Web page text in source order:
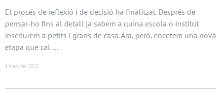
El procés de reflexió i de decisió ha finalitzat. Després de
pensar-ho fins al detall ja sabem a quina escola o institut
inscriurem a petits i grans de casa. Ara, però, encetem una nova
etapa que cal …
4 març del 2022